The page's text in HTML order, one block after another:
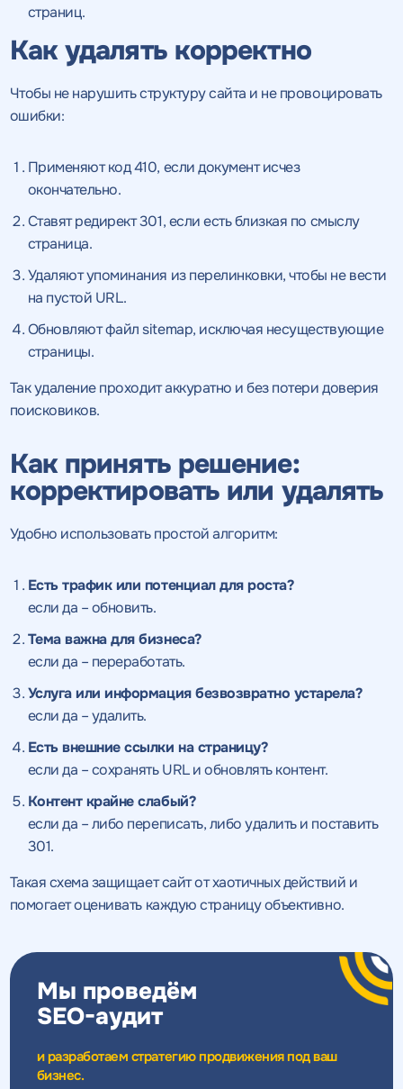
страниц.
Как удалять корректно
Чтобы не нарушить структуру сайта и не провоцировать
ошибки:
Применяют код 410, если документ исчез
окончательно.
Ставят редирект 301,если есть близкая по смыслу
страница.
Удаляют упоминания из перелинковки, чтобы не вести
на пустой URL.
Обновляют файл sitemap, исключая несуществующие
страницы.
Так удаление проходит аккуратно и без потери доверия
поисковиков.
Как принять решение:
корректировать или удалять
Удобно использовать простой алгоритм:
Есть трафик или потенциал для роста?
если да – обновить.
Тема важна для бизнеса?
если да – переработать.
Услуга или информация безвозвратно устарела?
если да – удалить.
Есть внешние ссылки на страницу?
если да – сохранять URL и обновлять контент.
Контент крайне слабый?
если да – либо переписать, либо удалить и поставить
301.
Такая схема защищает сайт от хаотичных действий и
помогает оценивать каждую страницу объективно.
Мы проведём
SEO-аудит
и разработаем стратегию продвижения под ваш
бизнес.
Получить
качественный
Воспользоваться